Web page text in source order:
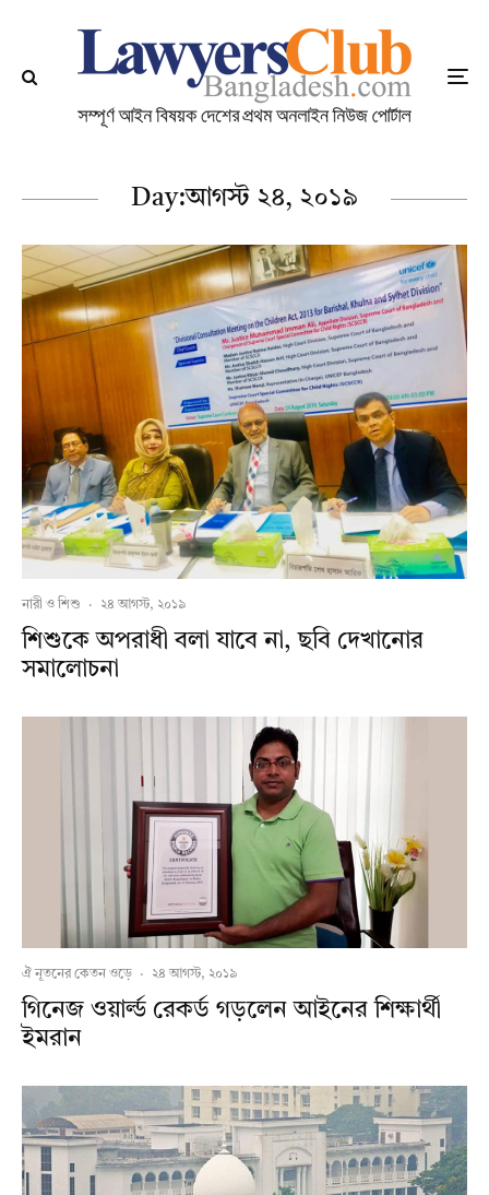
Day:আগস্ট ২৪, ২০১৯
নারী ও শিশু · ২৪ আগস্ট, ২০১৯
শিশুকে অপরাধী বলা যাবে না, ছবি দেখানোর
সমালোচনা
ঐ নূতনের কেতন ওড়ে · ২৪ আগস্ট, ২০১৯
গিনেজ ওয়ার্ল্ড রেকর্ড গড়লেন আইনের শিক্ষার্থী
ইমরান